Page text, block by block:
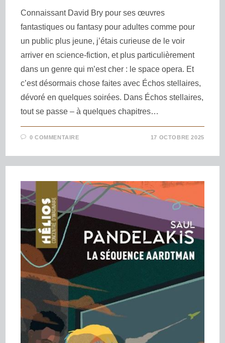
Connaissant David Bry pour ses œuvres
fantastiques ou fantasy pour adultes comme pour
un public plus jeune, j’étais curieuse de le voir
arriver en science-fiction, et plus particulièrement
dans un genre qui m’est cher : le space opera. Et
c’est désormais chose faites avec Échos stellaires,
dévoré en quelques soirées. Dans Échos stellaires,
tout se passe – à quelques chapitres…
0 COMMENTAIRE 17 OCTOBRE 2025